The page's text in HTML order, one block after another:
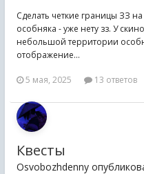
Сделать четкие границы ЗЗ
особняка - уже нету зз. У
небольшой территории
отображение...
5 мая, 2025 13 ответов
Квесты
Osvobozhdenny